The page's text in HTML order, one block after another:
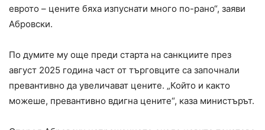
еврото – цените бяха изпуснати много по-рано“, заяви
Абровски.
По думите му още преди старта на санкциите през
август 2025 година част от търговците са започнали
превантивно да увеличават цените. „Който и както
можеше, превантивно вдигна цените“, каза министърът.